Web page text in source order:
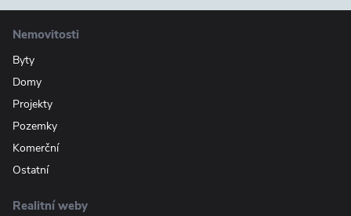
Nemovitosti
Byty
Domy
Projekty
Pozemky
Komerční
Ostatní
Realitní weby